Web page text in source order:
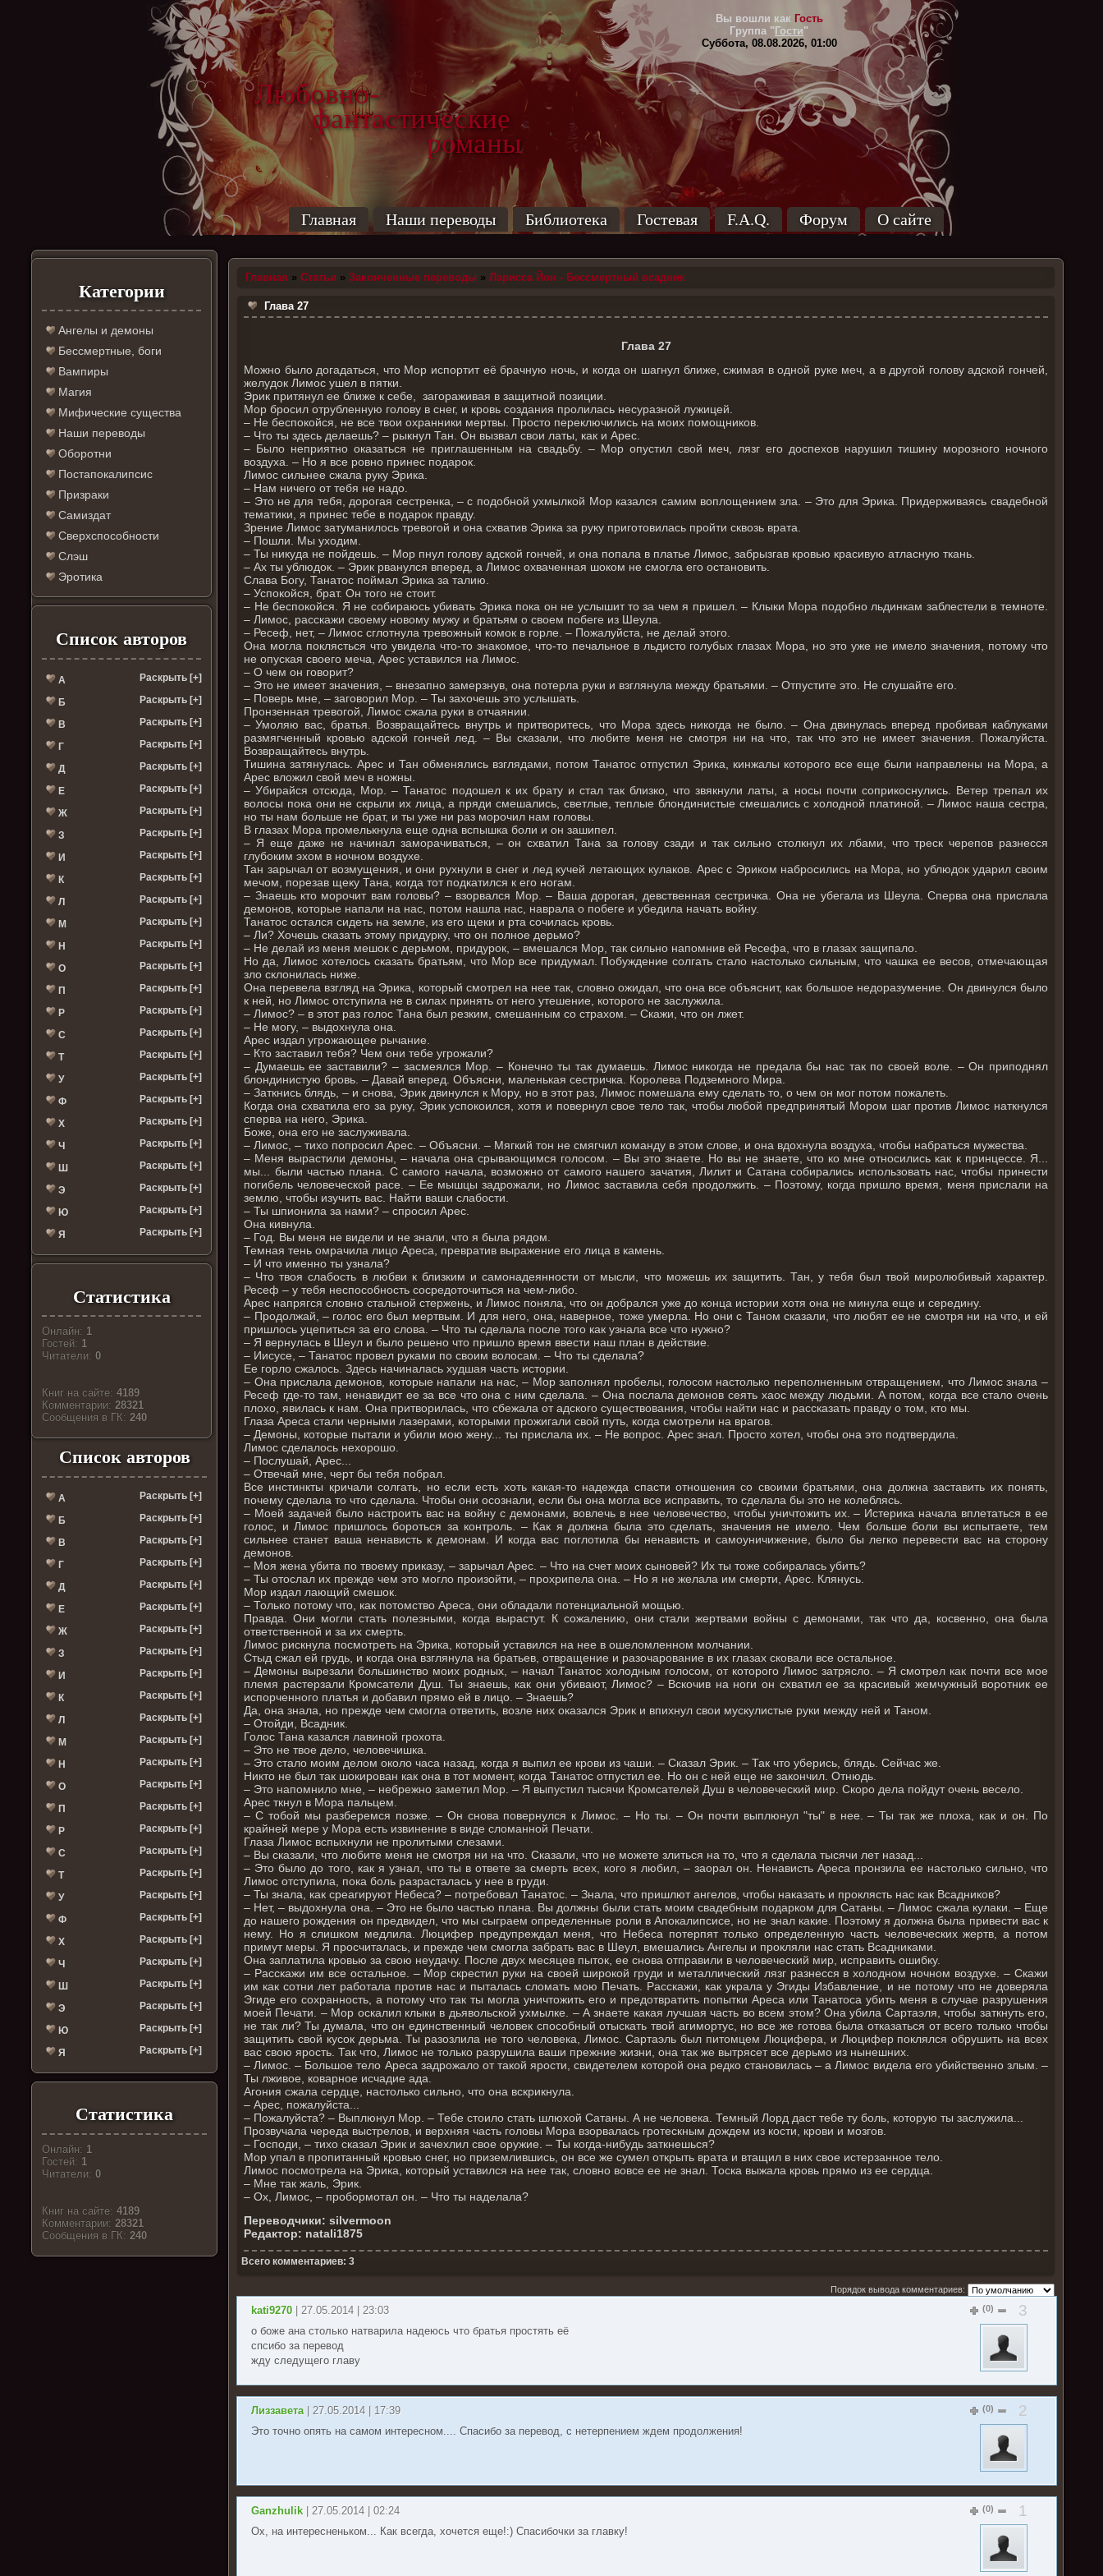
Любовно-
фантастические
романы
Вы вошли как Гость
Группа " Гости"
Суббота, 08.08.2026, 01:00
Главная Наши переводы Библиотека Гостевая F.A.Q. Форум О сайте
Категории
Ангелы и демоны
Бессмертные, боги
Вампиры
Магия
Мифические существа
Наши переводы
Оборотни
Постапокалипсис
Призраки
Самиздат
Сверхспособности
Слэш
Эротика
Список авторов
А Раскрыть [+]
Б Раскрыть [+]
В Раскрыть [+]
Г Раскрыть [+]
Д Раскрыть [+]
Е Раскрыть [+]
Ж Раскрыть [+]
З Раскрыть [+]
И Раскрыть [+]
К Раскрыть [+]
Л Раскрыть [+]
М Раскрыть [+]
Н Раскрыть [+]
О Раскрыть [+]
П Раскрыть [+]
Р Раскрыть [+]
С Раскрыть [+]
Т Раскрыть [+]
У Раскрыть [+]
Ф Раскрыть [+]
Х Раскрыть [+]
Ч Раскрыть [+]
Ш Раскрыть [+]
Э Раскрыть [+]
Ю Раскрыть [+]
Я Раскрыть [+]
Статистика
Онлайн: 1
Гостей: 1
Читатели:0
Книг на сайте:4189
Комментарии:28321
Cообщения в ГК:240
Список авторов
А Раскрыть [+]
Б Раскрыть [+]
В Раскрыть [+]
Г Раскрыть [+]
Д Раскрыть [+]
Е Раскрыть [+]
Ж Раскрыть [+]
З Раскрыть [+]
И Раскрыть [+]
К Раскрыть [+]
Л Раскрыть [+]
М Раскрыть [+]
Н Раскрыть [+]
О Раскрыть [+]
П Раскрыть [+]
Р Раскрыть [+]
С Раскрыть [+]
Т Раскрыть [+]
У Раскрыть [+]
Ф Раскрыть [+]
Х Раскрыть [+]
Ч Раскрыть [+]
Ш Раскрыть [+]
Э Раскрыть [+]
Ю Раскрыть [+]
Я Раскрыть [+]
Статистика
Онлайн: 1
Гостей: 1
Читатели:0
Книг на сайте:4189
Комментарии:28321
Cообщения в ГК:240
Главная »Статьи »Законченные переводы »Ларисса Йон - Бессмертный всадник
Глава 27
Глава 27
Можно было догадаться, что Мор испортит её брачную ночь, и когда он шагнул ближе, сжимая в одной руке меч, а в другой голову адской гончей,
желудок Лимос ушел в пятки.
Эрик притянул ее ближе к себе, загораживая в защитной позиции.
Мор бросил отрубленную голову в снег, и кровь создания пролилась несуразной лужицей.
– Не беспокойся, не все твои охранники мертвы. Просто переключились на моих помощников.
– Что ты здесь делаешь? – рыкнул Тан. Он вызвал свои латы, как и Арес.
– Было неприятно оказаться не приглашенным на свадьбу. – Мор опустил свой меч, лязг его доспехов нарушил тишину морозного ночного
воздуха. – Но я все ровно принес подарок.
Лимос сильнее сжала руку Эрика.
– Нам ничего от тебя не надо.
– Это не для тебя, дорогая сестренка, – с подобной ухмылкой Мор казался самим воплощением зла. – Это для Эрика. Придерживаясь свадебной
тематики, я принес тебе в подарок правду.
Зрение Лимос затуманилось тревогой и она схватив Эрика за руку приготовилась пройти сквозь врата.
– Пошли. Мы уходим.
– Ты никуда не пойдешь. – Мор пнул голову адской гончей, и она попала в платье Лимос, забрызгав кровью красивую атласную ткань.
– Ах ты ублюдок. – Эрик рванулся вперед, а Лимос охваченная шоком не смогла его остановить.
Слава Богу, Танатос поймал Эрика за талию.
– Успокойся, брат. Он того не стоит.
– Не беспокойся. Я не собираюсь убивать Эрика пока он не услышит то за чем я пришел. – Клыки Мора подобно льдинкам заблестели в темноте.
– Лимос, расскажи своему новому мужу и братьям о своем побеге из Шеула.
– Ресеф, нет, – Лимос сглотнула тревожный комок в горле. – Пожалуйста, не делай этого.
Она могла поклясться что увидела что-то знакомое, что-то печальное в льдисто голубых глазах Мора, но это уже не имело значения, потому что
не опуская своего меча, Арес уставился на Лимос.
– О чем он говорит?
– Это не имеет значения, – внезапно замерзнув, она потерла руки и взглянула между братьями. – Отпустите это. Не слушайте его.
– Поверь мне, – заговорил Мор. – Ты захочешь это услышать.
Пронзенная тревогой, Лимос сжала руки в отчаянии.
– Умоляю вас, братья. Возвращайтесь внутрь и притворитесь, что Мора здесь никогда не было. – Она двинулась вперед пробивая каблуками
размягченный кровью адской гончей лед. – Вы сказали, что любите меня не смотря ни на что, так что это не имеет значения. Пожалуйста.
Возвращайтесь внутрь.
Тишина затянулась. Арес и Тан обменялись взглядами, потом Танатос отпустил Эрика, кинжалы которого все еще были направлены на Мора, а
Арес вложил свой меч в ножны.
– Убирайся отсюда, Мор. – Танатос подошел к их брату и стал так близко, что звякнули латы, а носы почти соприкоснулись. Ветер трепал их
волосы пока они не скрыли их лица, а пряди смешались, светлые, теплые блондинистые смешались с холодной платиной. – Лимос наша сестра,
но ты нам больше не брат, и ты уже ни раз морочил нам головы.
В глазах Мора промелькнула еще одна вспышка боли и он зашипел.
– Я еще даже не начинал заморачиваться, – он схватил Тана за голову сзади и так сильно столкнул их лбами, что треск черепов разнесся
глубоким эхом в ночном воздухе.
Тан зарычал от возмущения, и они рухнули в снег и лед кучей летающих кулаков. Арес с Эриком набросились на Мора, но ублюдок ударил своим
мечом, порезав щеку Тана, когда тот подкатился к его ногам.
– Знаешь кто морочит вам головы? – взорвался Мор. – Ваша дорогая, девственная сестричка. Она не убегала из Шеула. Сперва она прислала
демонов, которые напали на нас, потом нашла нас, наврала о побеге и убедила начать войну.
Танатос остался сидеть на земле, из его щеки и рта сочилась кровь.
– Ли? Хочешь сказать этому придурку, что он полное дерьмо?
– Не делай из меня мешок с дерьмом, придурок, – вмешался Мор, так сильно напомнив ей Ресефа, что в глазах защипало.
Но да, Лимос хотелось сказать братьям, что Мор все придумал. Побуждение солгать стало настолько сильным, что чашка ее весов, отмечающая
зло склонилась ниже.
Она перевела взгляд на Эрика, который смотрел на нее так, словно ожидал, что она все объяснит, как большое недоразумение. Он двинулся было
к ней, но Лимос отступила не в силах принять от него утешение, которого не заслужила.
– Лимос? – в этот раз голос Тана был резким, смешанным со страхом. – Скажи, что он лжет.
– Не могу, – выдохнула она.
Арес издал угрожающее рычание.
– Кто заставил тебя? Чем они тебе угрожали?
– Думаешь ее заставили? – засмеялся Мор. – Конечно ты так думаешь. Лимос никогда не предала бы нас так по своей воле. – Он приподнял
блондинистую бровь. – Давай вперед. Объясни, маленькая сестричка. Королева Подземного Мира.
– Заткнись блядь, – и снова, Эрик двинулся к Мору, но в этот раз, Лимос помешала ему сделать то, о чем он мог потом пожалеть.
Когда она схватила его за руку, Эрик успокоился, хотя и повернул свое тело так, чтобы любой предпринятый Мором шаг против Лимос наткнулся
сперва на него, Эрика.
Боже, она его не заслуживала.
– Лимос, – тихо попросил Арес. – Объясни. – Мягкий тон не смягчил команду в этом слове, и она вдохнула воздуха, чтобы набраться мужества.
– Меня вырастили демоны, – начала она срывающимся голосом. – Вы это знаете. Но вы не знаете, что ко мне относились как к принцессе. Я...
мы... были частью плана. С самого начала, возможно от самого нашего зачатия, Лилит и Сатана собирались использовать нас, чтобы принести
погибель человеческой расе. – Ее мышцы задрожали, но Лимос заставила себя продолжить. – Поэтому, когда пришло время, меня прислали на
землю, чтобы изучить вас. Найти ваши слабости.
– Ты шпионила за нами? – спросил Арес.
Она кивнула.
– Год. Вы меня не видели и не знали, что я была рядом.
Темная тень омрачила лицо Ареса, превратив выражение его лица в камень.
– И что именно ты узнала?
– Что твоя слабость в любви к близким и самонадеянности от мысли, что можешь их защитить. Тан, у тебя был твой миролюбивый характер.
Ресеф – у тебя неспособность сосредоточиться на чем-либо.
Арес напрягся словно стальной стержень, и Лимос поняла, что он добрался уже до конца истории хотя она не минула еще и середину.
– Продолжай, – голос его был мертвым. И для него, она, наверное, тоже умерла. Но они с Таном сказали, что любят ее не смотря ни на что, и ей
пришлось уцепиться за его слова. – Что ты сделала после того как узнала все что нужно?
– Я вернулась в Шеул и было решено что пришло время ввести наш план в действие.
– Иисусе, – Танатос провел руками по своим волосам. – Что ты сделала?
Ее горло сжалось. Здесь начиналась худшая часть истории.
– Она прислала демонов, которые напали на нас, – Мор заполнял пробелы, голосом настолько переполненным отвращением, что Лимос знала –
Ресеф где-то там, ненавидит ее за все что она с ним сделала. – Она послала демонов сеять хаос между людьми. А потом, когда все стало очень
плохо, явилась к нам. Она притворилась, что сбежала от адского существования, чтобы найти нас и рассказать правду о том, кто мы.
Глаза Ареса стали черными лазерами, которыми прожигали свой путь, когда смотрели на врагов.
– Демоны, которые пытали и убили мою жену... ты прислала их. – Не вопрос. Арес знал. Просто хотел, чтобы она это подтвердила.
Лимос сделалось нехорошо.
– Послушай, Арес...
– Отвечай мне, черт бы тебя побрал.
Все инстинкты кричали солгать, но если есть хоть какая-то надежда спасти отношения со своими братьями, она должна заставить их понять,
почему сделала то что сделала. Чтобы они осознали, если бы она могла все исправить, то сделала бы это не колеблясь.
– Моей задачей было настроить вас на войну с демонами, вовлечь в нее человечество, чтобы уничтожить их. – Истерика начала вплетаться в ее
голос, и Лимос пришлось бороться за контроль. – Как я должна была это сделать, значения не имело. Чем больше боли вы испытаете, тем
сильнее станет ваша ненависть к демонам. И когда вас поглотила бы ненависть и самоуничижение, было бы легко перевести вас на сторону
демонов.
– Моя жена убита по твоему приказу, – зарычал Арес. – Что на счет моих сыновей? Их ты тоже собиралась убить?
– Ты отослал их прежде чем это могло произойти, – прохрипела она. – Но я не желала им смерти, Арес. Клянусь.
Мор издал лающий смешок.
– Только потому что, как потомство Ареса, они обладали потенциальной мощью.
Правда. Они могли стать полезными, когда вырастут. К сожалению, они стали жертвами войны с демонами, так что да, косвенно, она была
ответственной и за их смерть.
Лимос рискнула посмотреть на Эрика, который уставился на нее в ошеломленном молчании.
Стыд сжал ей грудь, и когда она взглянула на братьев, отвращение и разочарование в их глазах сковали все остальное.
– Демоны вырезали большинство моих родных, – начал Танатос холодным голосом, от которого Лимос затрясло. – Я смотрел как почти все мое
племя растерзали Кромсатели Душ. Ты знаешь, как они убивают, Лимос? – Вскочив на ноги он схватил ее за красивый жемчужный воротник ее
испорченного платья и добавил прямо ей в лицо. – Знаешь?
Да, она знала, но прежде чем смогла ответить, возле них оказался Эрик и впихнул свои мускулистые руки между ней и Таном.
– Отойди, Всадник.
Голос Тана казался лавиной грохота.
– Это не твое дело, человечишка.
– Это стало моим делом около часа назад, когда я выпил ее крови из чаши. – Сказал Эрик. – Так что уберись, блядь. Сейчас же.
Никто не был так шокирован как она в тот момент, когда Танатос отпустил ее. Но он с ней еще не закончил. Отнюдь.
– Это напомнило мне, – небрежно заметил Мор. – Я выпустил тысячи Кромсателей Душ в человеческий мир. Скоро дела пойдут очень весело.
Арес ткнул в Мора пальцем.
– С тобой мы разберемся позже. – Он снова повернулся к Лимос. – Но ты. – Он почти выплюнул "ты" в нее. – Ты так же плоха, как и он. По
крайней мере у Мора есть извинение в виде сломанной Печати.
Глаза Лимос вспыхнули не пролитыми слезами.
– Вы сказали, что любите меня не смотря ни на что. Сказали, что не можете злиться на то, что я сделала тысячи лет назад...
– Это было до того, как я узнал, что ты в ответе за смерть всех, кого я любил, – заорал он. Ненависть Ареса пронзила ее настолько сильно, что
Лимос отступила, пока боль разрасталась у нее в груди.
– Ты знала, как среагируют Небеса? – потребовал Танатос. – Знала, что пришлют ангелов, чтобы наказать и проклясть нас как Всадников?
– Нет, – выдохнула она. – Это не было частью плана. Вы должны были стать моим свадебным подарком для Сатаны. – Лимос сжала кулаки. – Еще
до нашего рождения он предвидел, что мы сыграем определенные роли в Апокалипсисе, но не знал какие. Поэтому я должна была привести вас к
нему. Но я слишком медлила. Люцифер предупреждал меня, что Небеса потерпят только определенную часть человеческих жертв, а потом
примут меры. Я просчиталась, и прежде чем смогла забрать вас в Шеул, вмешались Ангелы и прокляли нас стать Всадниками.
Она заплатила кровью за свою неудачу. После двух месяцев пыток, ее снова отправили в человеческий мир, исправить ошибку.
– Расскажи им все остальное. – Мор скрестил руки на своей широкой груди и металлический лязг разнесся в холодном ночном воздухе. – Скажи
им как сотни лет работала против нас и пыталась сломать мою Печать. Расскажи, как украла у Эгиды Избавление, и не потому что не доверяла
Эгиде его сохранность, а потому что так ты могла уничтожить его и предотвратить попытки Ареса или Танатоса убить меня в случае разрушения
моей Печати. – Мор оскалил клыки в дьявольской ухмылке. – А знаете какая лучшая часть во всем этом? Она убила Сартаэля, чтобы заткнуть его,
не так ли? Ты думала, что он единственный человек способный отыскать твой агимортус, но все же готова была отказаться от всего только чтобы
защитить свой кусок дерьма. Ты разозлила не того человека, Лимос. Сартаэль был питомцем Люцифера, и Люцифер поклялся обрушить на всех
вас свою ярость. Так что, Лимос не только разрушила ваши прежние жизни, она так же вытрясет все дерьмо из нынешних.
– Лимос. – Большое тело Ареса задрожало от такой ярости, свидетелем которой она редко становилась – а Лимос видела его убийственно злым. –
Ты лживое, коварное исчадие ада.
Агония сжала сердце, настолько сильно, что она вскрикнула.
– Арес, пожалуйста...
– Пожалуйста? – Выплюнул Мор. – Тебе стоило стать шлюхой Сатаны. А не человека. Темный Лорд даст тебе ту боль, которую ты заслужила...
Прозвучала череда выстрелов, и верхняя часть головы Мора взорвалась гротескным дождем из кости, крови и мозгов.
– Господи, – тихо сказал Эрик и зачехлил свое оружие. – Ты когда-нибудь заткнешься?
Мор упал в пропитанный кровью снег, но приземлившись, он все же сумел открыть врата и втащил в них свое истерзанное тело.
Лимос посмотрела на Эрика, который уставился на нее так, словно вовсе ее не знал. Тоска выжала кровь прямо из ее сердца.
– Мне так жаль, Эрик.
– Ох, Лимос, – пробормотал он. – Что ты наделала?
Переводчики: silvermoon
Редактор: natali1875
Всего комментариев: 3
Порядок вывода комментариев:
kati9270 | 27.05.2014 | 23:03 3
(0)
о боже ана столько натварила надеюсь что братья простять её
спсибо за перевод
жду следущего главу
Лиззавета | 27.05.2014 | 17:39 2
(0)
Это точно опять на самом интересном.... Спасибо за перевод, с нетерпением ждем продолжения!
Ganzhulik | 27.05.2014 | 02:24 1
(0)
Ох, на интересненьком... Как всегда, хочется еще!:) Спасибочки за главку!